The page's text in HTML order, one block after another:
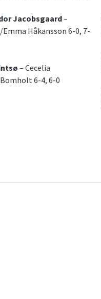
Jacobsgaard–
Håkansson 6-0, 7-
– Cecelia
6-4, 6-0